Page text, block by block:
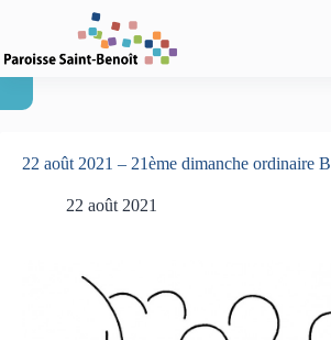
22 août 2021 – 21ème dimanche ordinaire B
22 août 2021